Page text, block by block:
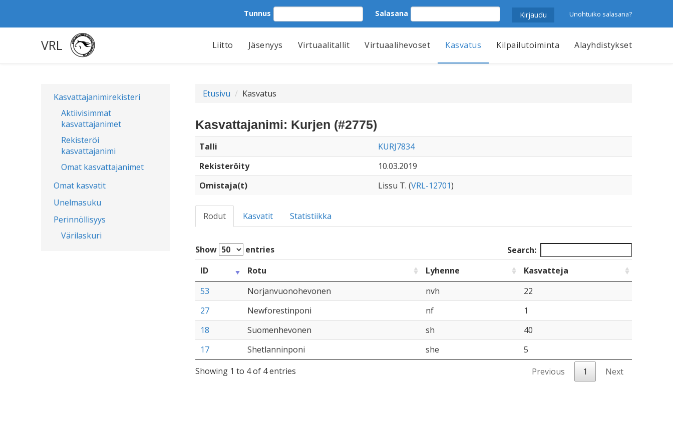
Tunnus Salasana Unohtuiko salasana?
VRL Liitto Jäsenyys Virtuaalitallit Virtuaalihevoset Kasvatus Kilpailutoiminta Alayhdistykset
Kasvattajanimirekisteri
Aktiivisimmat
kasvattajanimet
Rekisteröi
kasvattajanimi
Omat kasvattajanimet
Omat kasvatit
Unelmasuku
Perinnöllisyys
Värilaskuri
Etusivu Kasvatus
Kasvattajanimi: Kurjen (#2775)
Talli
KURJ7834
Rekisteröity
10.03.2019
Omistaja(t)
Lissu T. (VRL-12701)
Rodut Kasvatit Statistiikka
Show entries
Search:
ID
Rotu Lyhenne
Kasvatteja
53
Norjanvuonohevonen nvh
22
27
Newforestinponi nf
1
18
Suomenhevonen sh
40
17
Shetlanninponi she
5
Showing 1 to 4 of 4 entries
Previous 1 Next